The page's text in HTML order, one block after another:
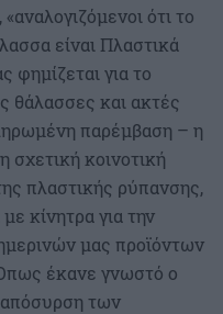
ότι το
είναι Πλαστικά
φημίζεται για το
θάλασσες και ακτές
παρέμβαση – η
σχετική κοινοτική
πλαστικής ρύπανσης,
κίνητρα για την
μας προϊόντων
έκανε γνωστό ο
των